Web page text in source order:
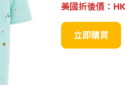
美國折後價：
立即購買